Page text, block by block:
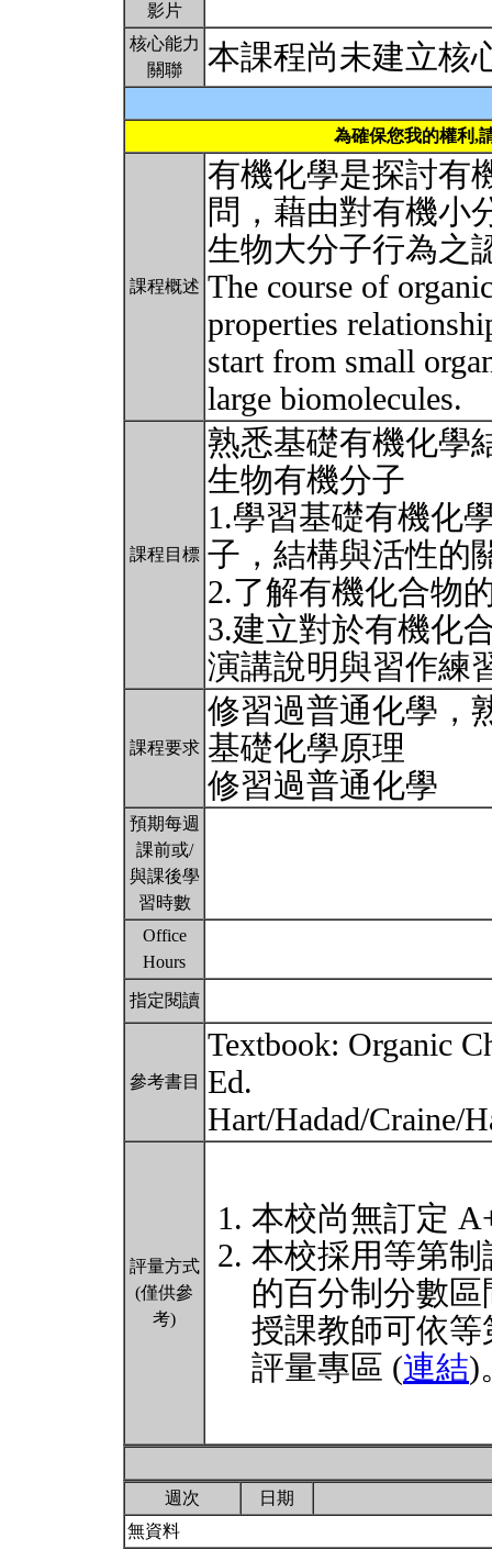
影片
核心能力
關聯
本課程尚未建立核
為確保您我的權利,
課程概述
有機化學是探討有
問，藉由對有機小
生物大分子行為之
The course of
properties
start from small
large biomolecules.
課程目標
熟悉基礎有機化學
生物有機分子
1.學習基礎有機化
子，結構與活性的
2.了解有機化合物
3.建立對於有機化
演講說明與習作練
課程要求
修習過普通化學，
基礎化學原理
修習過普通化學
預期每週
課前或/
與課後學
習時數
Office
Hours
指定閱讀
參考書目
Textbook: Organic
Ed.
Hart/Hadad/Craine/
評量方式
(僅供參
考)
本校尚無訂定
本校採用等第
的百分制分數
授課教師可依
評量專區 (連結)
週次
日期
無資料